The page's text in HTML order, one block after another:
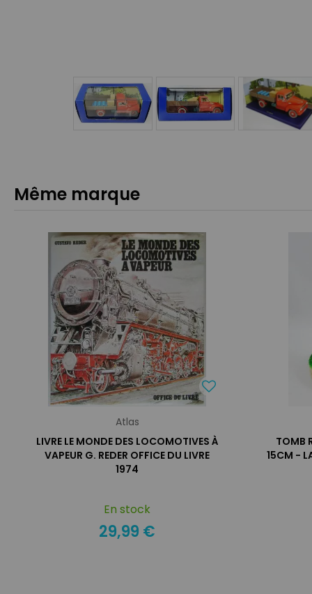
Même marque
Atlas
LIVRE LE MONDE DES LOCOMOTIVES À
VAPEUR G. REDER OFFICE DU LIVRE
1974
En stock
29,99 €
TOMB
15CM -